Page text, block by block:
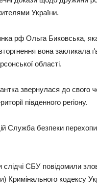
України.
рф Ольга Биковська,
вона закликала
області.
звернулася до свого
південного регіону.
Служба безпеки
слідчі СБУ повідомили
Кримінального кодексу